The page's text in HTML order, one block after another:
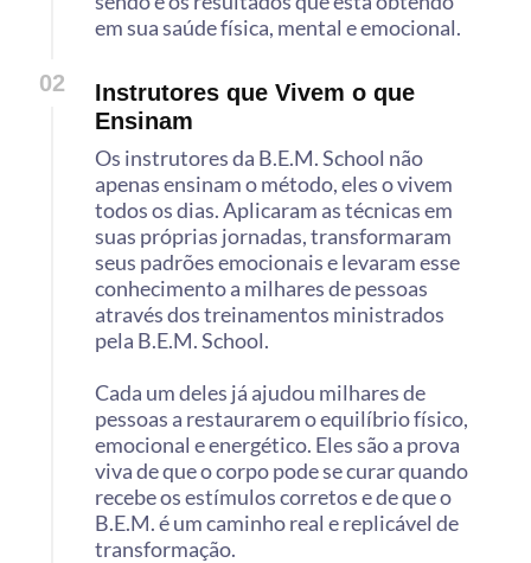
em sua saúde física, mental e emocional.
Instrutores que Vivem o que
Ensinam
Os instrutores da B.E.M. School não
apenas ensinam o método, eles o vivem
todos os dias. Aplicaram as técnicas em
suas próprias jornadas, transformaram
seus padrões emocionais e levaram esse
conhecimento a milhares de pessoas
através dos treinamentos ministrados
pela B.E.M. School.
Cada um deles já ajudou milhares de
pessoas a restaurarem o equilíbrio físico,
emocional e energético. Eles são a prova
viva de que o corpo pode se curar quando
recebe os estímulos corretos e de que o
B.E.M. é um caminho real e replicável de
transformação.
02